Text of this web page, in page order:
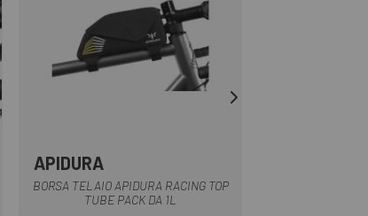
APIDURA
BORSA TELAIO APIDURA RACING TOP
TUBE PACK DA 1L